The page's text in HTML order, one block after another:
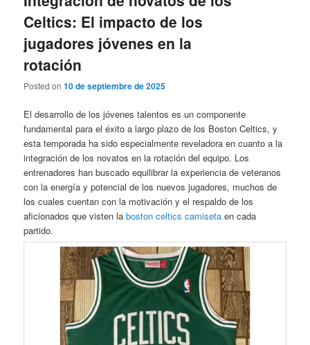
Celtics: El impacto de los
jugadores jóvenes en la
rotación
Posted on10 de septiembre de 2025
El desarrollo de los jóvenes talentos es un componente
fundamental para el éxito a largo plazo de los Boston Celtics, y
esta temporada ha sido especialmente reveladora en cuanto a la
integración de los novatos en la rotación del equipo. Los
entrenadores han buscado equilibrar la experiencia de veteranos
con la energía y potencial de los nuevos jugadores, muchos de
los cuales cuentan con la motivación y el respaldo de los
aficionados que visten laboston celtics camiseta en cada
partido.